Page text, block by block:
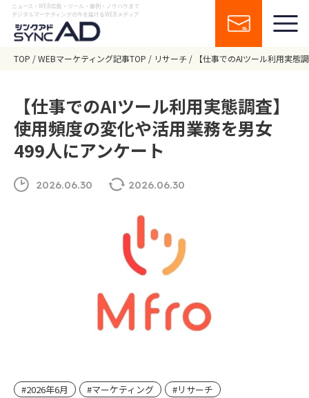
ニュース・WEB広告・ツール・事例・ノウハウまで
デジタルマーケティングの今を届けるWEBメディア
TOP WEBマーケティング記事TOP リサーチ 【仕事でのAIツール利用実
【仕事でのAIツール利用実態調査】
使用頻度の変化や活用業務を男女
499人にアンケート
2026.06.30 2026.06.30
#2026年6月 #マーケティング
#リサーチ